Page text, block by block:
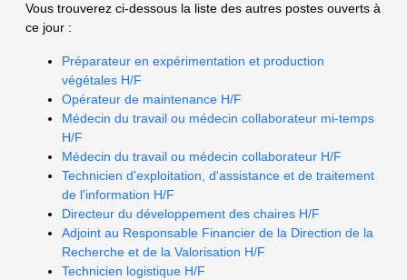
Vous trouverez ci-dessous la liste des autres postes ouverts à
ce jour :
Préparateur en expérimentation et production
végétales H/F
Opérateur de maintenance H/F
Médecin du travail ou médecin collaborateur mi-temps
H/F
Médecin du travail ou médecin collaborateur H/F
Technicien d'exploitation, d'assistance et de traitement
de l'information H/F
Directeur du développement des chaires H/F
Adjoint au Responsable Financier de la Direction de la
Recherche et de la Valorisation H/F
Technicien logistique H/F